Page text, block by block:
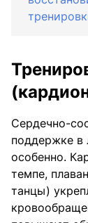
Сердечно-
поддержке в
особенно.
темпе,
танцы)